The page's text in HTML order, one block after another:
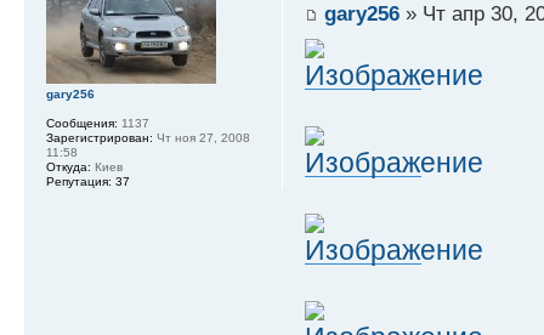
gary256» Чт апр 30,
gary256
Сообщения: 1137
Зарегистрирован: Чт ноя 27, 2008
11:58
Откуда: Киев
Репутация: 37